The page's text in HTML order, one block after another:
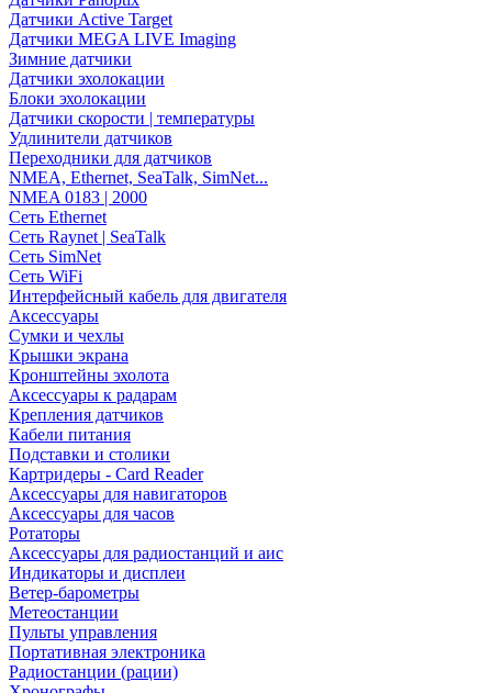
Датчики Active Target
Датчики MEGA LIVE Imaging
Зимние датчики
Датчики эхолокации
Блоки эхолокации
Датчики скорости | температуры
Удлинители датчиков
Переходники для датчиков
NMEA, Ethernet, SeaTalk, SimNet...
NMEA 0183 | 2000
Сеть Ethernet
Сеть Raynet | SeaTalk
Сеть SimNet
Сеть WiFi
Интерфейсный кабель для двигателя
Аксессуары
Сумки и чехлы
Крышки экрана
Кронштейны эхолота
Аксессуары к радарам
Крепления датчиков
Кабели питания
Подставки и столики
Картридеры - Card Reader
Аксессуары для навигаторов
Аксессуары для часов
Ротаторы
Аксессуары для радиостанций и аис
Индикаторы и дисплеи
Ветер-барометры
Метеостанции
Пульты управления
Портативная электроника
Радиостанции (рации)